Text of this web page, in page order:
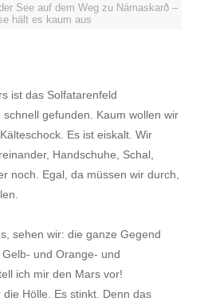
See auf dem Weg zu Námaskarð –
hält es kaum aus
ist das Solfatarenfeld
schnell gefunden. Kaum wollen wir
Es ist eiskalt. Wir
Handschuhe, Schal,
noch. Egal, da müssen wir durch,
sehen wir: die ganze Gegend
und Orange- und
ich mir den Mars vor!
Hölle. Es stinkt. Denn das